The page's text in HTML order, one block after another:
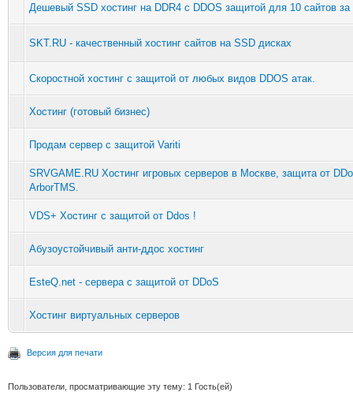
Дешевый SSD хостинг на DDR4 с DDOS защитой для 10 сайтов за
SKT.RU - качественный хостинг сайтов на SSD дисках
Скоростной хостинг с защитой от любых видов DDOS атак.
Хостинг (готовый бизнес)
Продам сервер с защитой Variti
SRVGAME.RU Хостинг игровых серверов в Москве, защита от
ArborTMS.
VDS+ Хостинг с защитой от Ddos !
Абузоустойчивый анти-ддос хостинг
EsteQ.net - сервера с защитой от DDoS
Хостинг виртуальных серверов
Версия для печати
Пользователи, просматривающие эту тему: 1 Гость(ей)